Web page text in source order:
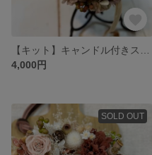
4,000円
SOLD OUT